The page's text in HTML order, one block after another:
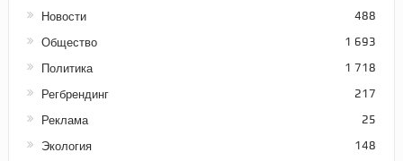
Новости 488
Общество 1 693
Политика 1 718
Регбрендинг 217
Реклама 25
Экология 148